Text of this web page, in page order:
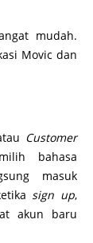
mudah.
Movic dan
Customer
bahasa
masuk
sign up,
akun baru